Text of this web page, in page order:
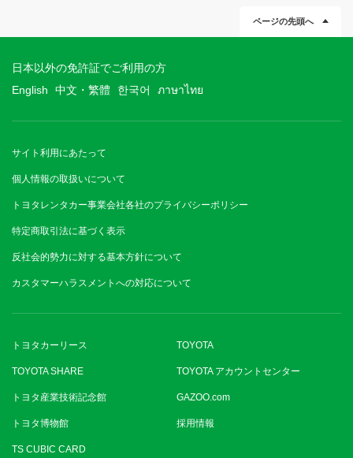
ページの先頭へ
日本以外の免許証でご利用の方
English
中文・繁體 한국어 ภาษาไทย
サイト利用にあたって
個人情報の取扱いについて
トヨタレンタカー事業会社各社のプライバシーポリシー
特定商取引法に基づく表示
反社会的勢力に対する基本方針について
カスタマーハラスメントへの対応について
トヨタカーリース TOYOTA
TOYOTA SHARE TOYOTA アカウントセンター
トヨタ産業技術記念館 GAZOO.com
トヨタ博物館 採用情報
TS CUBIC CARD